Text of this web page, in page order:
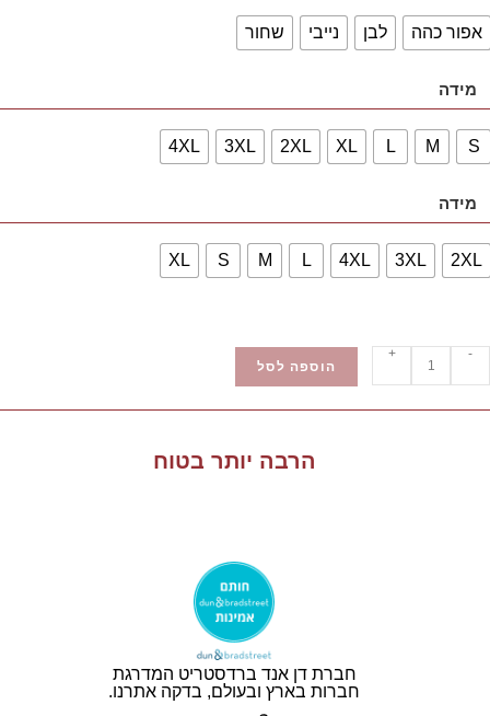
אפור כהה לבן נייבי שחור
מידה
S
M
L
XL
2XL
3XL
4XL
מידה
2XL
3XL
4XL
L
M
S
XL
-
+
הוספה לסל
הרבה יותר בטוח
חברת דן אנד ברדסטריט המדרגת
חברות בארץ ובעולם, בדקה אתרנו.